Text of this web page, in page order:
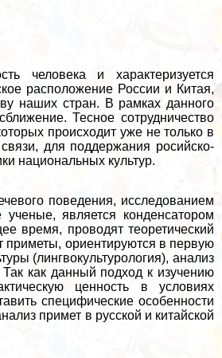
человека и хаpaктеризуется
расположение России и Китая,
наших стран. В рамках данного
Тесное сотрудничество
происходит уже не только в
для поддержания росийско-
национальных культур.
поведения, исследованием
является конденсатором
время, проводят теоретический
приметы, ориентируются в первую
(лингвокультурология), анализ
как данный подход к изучению
ценность в условиях
специфические особенности
примет в русской и китайской